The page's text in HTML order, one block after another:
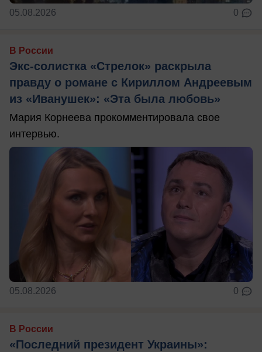
05.08.2026 0
В России
Экс-солистка «Стрелок» раскрыла
правду о романе с Кириллом Андреевым
из «Иванушек»: «Эта была любовь»
Мария Корнеева прокомментировала свое
интервью.
05.08.2026 0
В России
«Последний президент Украины»: